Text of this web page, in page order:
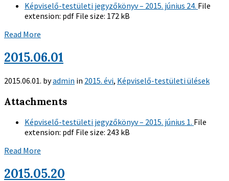
Képviselő-testületi jegyzőkönyv – 2015. június 24. File
extension: pdf File size: 172 kB
Read More
2015.06.01
2015.06.01. byadmin in 2015. évi, Képviselő-testületi ülések
Attachments
Képviselő-testületi jegyzőkönyv – 2015. június 1. File
extension: pdf File size: 243 kB
Read More
2015.05.20